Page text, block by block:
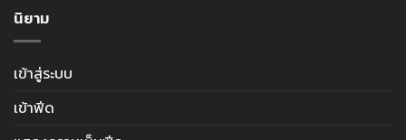
นิยาม
เข้าสู่ระบบ
เข้าฟีด